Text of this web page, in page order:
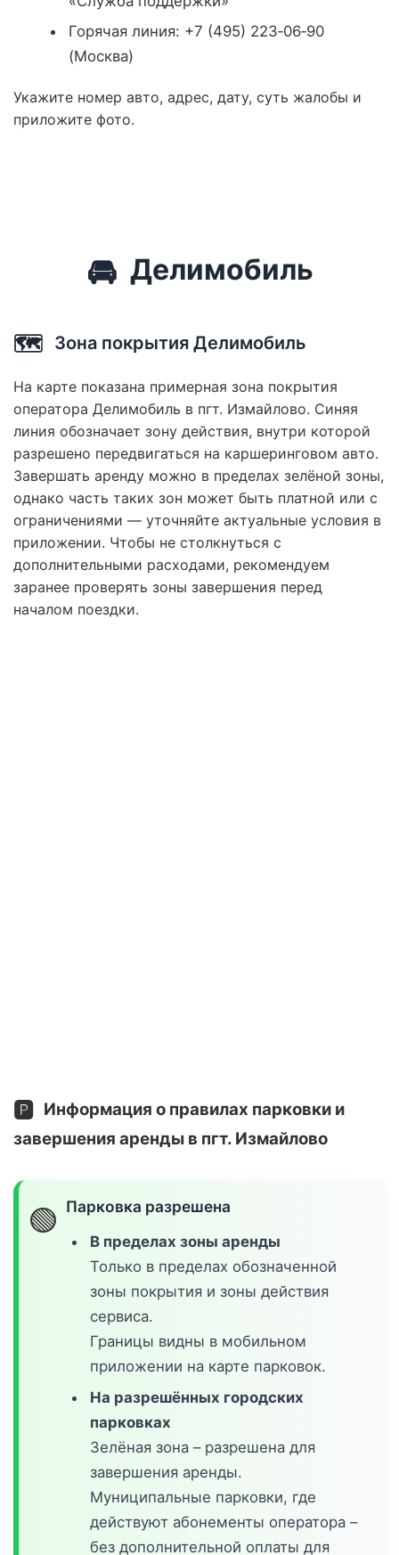
Горячая линия: +7 (495) 223‑06‑90
(Москва)
Укажите номер авто, адрес, дату, суть жалобы и
приложите фото.
🚘 Делимобиль
🗺️ Зона покрытия Делимобиль
На карте показана примерная зона покрытия
оператора Делимобиль в пгт. Измайлово. Синяя
линия обозначает зону действия, внутри которой
разрешено передвигаться на каршеринговом авто.
Завершать аренду можно в пределах зелёной зоны,
однако часть таких зон может быть платной или с
ограничениями — уточняйте актуальные условия в
приложении. Чтобы не столкнуться с
дополнительными расходами, рекомендуем
заранее проверять зоны завершения перед
началом поездки.
🅿️ Информация о правилах парковки и
завершения аренды в пгт. Измайлово
🟢 Парковка разрешена
В пределах зоны аренды
Только в пределах обозначенной
зоны покрытия и зоны действия
сервиса.
Границы видны в мобильном
приложении на карте парковок.
На разрешённых городских
парковках
Зелёная зона – разрешена для
завершения аренды.
Муниципальные парковки, где
действуют абонементы оператора –
без дополнительной оплаты для